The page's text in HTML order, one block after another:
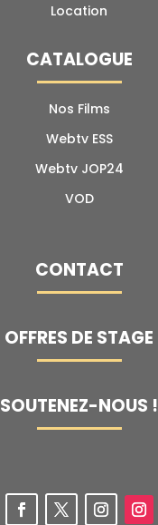
Location
CATALOGUE
Nos Films
Webtv ESS
Webtv JOP24
VOD
CONTACT
OFFRES DE STAGE
SOUTENEZ-NOUS !